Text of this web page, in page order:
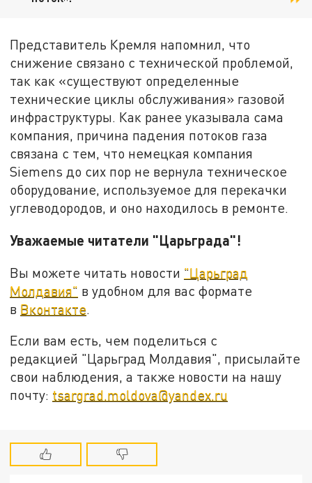
Представитель Кремля напомнил, что
снижение связано с технической проблемой,
так как «существуют определенные
технические циклы обслуживания» газовой
инфраструктуры. Как ранее указывала сама
компания, причина падения потоков газа
связана с тем, что немецкая компания
Siemens до сих пор не вернула техническое
оборудование, используемое для перекачки
углеводородов, и оно находилось в ремонте.
Уважаемые читатели "Царьграда"!
Вы можете читать новости "Царьград
Молдавия" в удобном для вас формате
в Вконтакте.
Если вам есть, чем поделиться с
редакцией "Царьград Молдавия", присылайте
свои наблюдения, а также новости на нашу
почту: tsargrad.moldova@yandex.ru